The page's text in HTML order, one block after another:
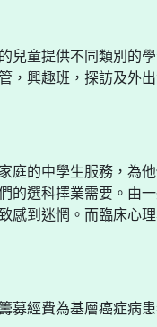
兒童提供不同類別的
，興趣班，探訪及外出
庭的中學生服務，為
的選科擇業需要。由
感到迷惘。而臨床心
募經費為基層癌症病